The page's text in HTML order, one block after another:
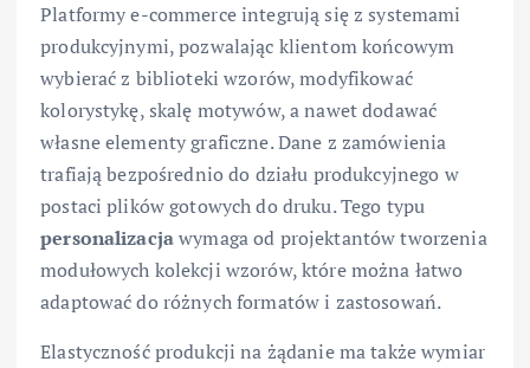
Platformy e-commerce integrują się z systemami
produkcyjnymi, pozwalając klientom końcowym
wybierać z biblioteki wzorów, modyfikować
kolorystykę, skalę motywów, a nawet dodawać
własne elementy graficzne. Dane z zamówienia
trafiają bezpośrednio do działu produkcyjnego w
postaci plików gotowych do druku. Tego typu
personalizacjawymaga od projektantów tworzenia
modułowych kolekcji wzorów, które można łatwo
adaptować do różnych formatów i zastosowań.
Elastyczność produkcji na żądanie ma także wymiar